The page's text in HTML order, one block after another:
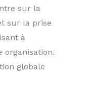
sur la
sur la prise
à
organisation.
globale